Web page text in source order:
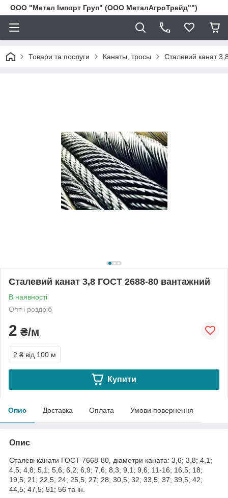
ООО "Метал Імпорт Груп" (ООО МеталАгроТрейд"")
Товари та послуги Канаты, тросы Сталевий канат
Сталевий канат 3,8 ГОСТ 2688-80 вантажний
В наявності
Опт і роздріб
2 ₴/м
2 ₴ від 100 м
Купити
Опис Доставка Оплата Умови повернення
Опис
Сталеві канати ГОСТ 7668-80, діаметри каната: 3,6; 3,8; 4,1;
4,5; 4,8; 5,1; 5,6; 6,2; 6,9; 7,6; 8,3; 9,1; 9,6; 11-16; 16,5; 18;
19,5; 21; 22,5; 24; 25,5; 27; 28; 30,5; 32; 33,5; 37; 39,5; 42;
44,5; 47,5; 51; 56 та ін.